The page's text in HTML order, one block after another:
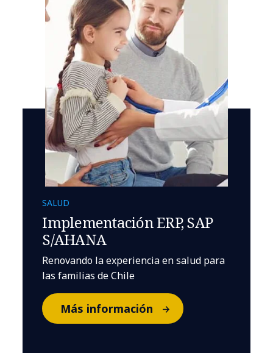
SALUD
Implementación ERP, SAP
S/AHANA
Renovando la experiencia en salud para
las familias de Chile
Más información